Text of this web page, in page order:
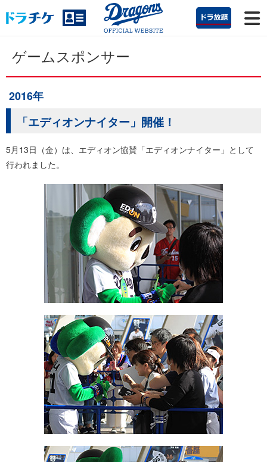
ゲームスポンサー
2016年
「エディオンナイター」開催！
5月13日（金）は、エディオン協賛「エディオンナイター」として
行われました。